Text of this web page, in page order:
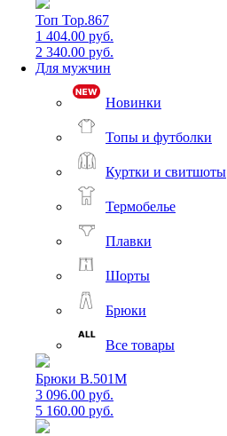
Топ Top.867
1 404.00 руб.
2 340.00 руб.
Для мужчин
Новинки
Топы и футболки
Куртки и свитшоты
Термобелье
Плавки
Шорты
Брюки
Все товары
Брюки B.501M
3 096.00 руб.
5 160.00 руб.